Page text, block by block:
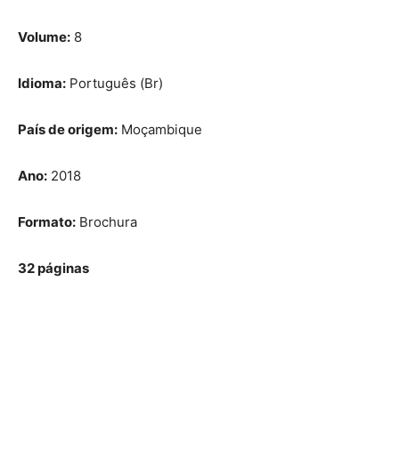
Volume: 8
Idioma: Português (Br)
País de origem: Moçambique
Ano: 2018
Formato: Brochura
32 páginas